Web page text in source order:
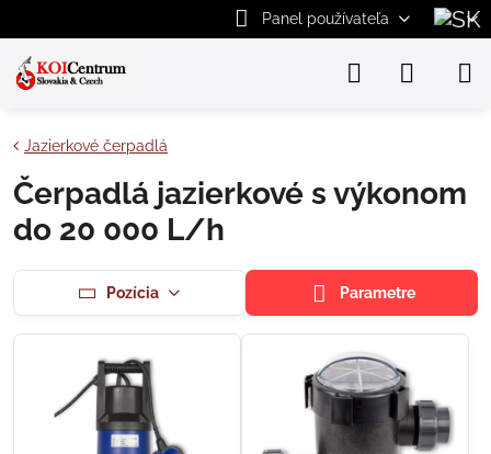
Panel používateľa
Jazierkové čerpadlá
Čerpadlá jazierkové s výkonom
do 20 000 L/h
Pozícia Parametre